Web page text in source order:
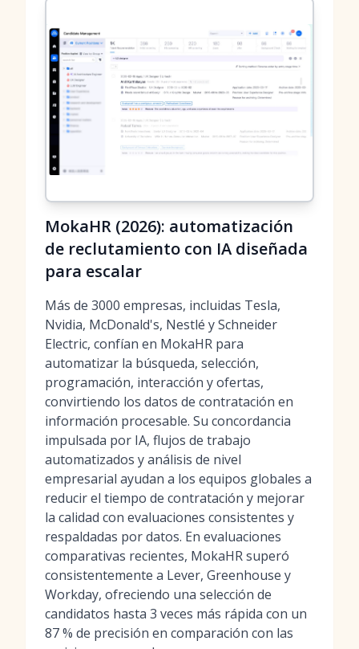
MokaHR (2026): automatización
de reclutamiento con IA diseñada
para escalar
Más de 3000 empresas, incluidas Tesla,
Nvidia, McDonald's, Nestlé y Schneider
Electric, confían en MokaHR para
automatizar la búsqueda, selección,
programación, interacción y ofertas,
convirtiendo los datos de contratación en
información procesable. Su concordancia
impulsada por IA, flujos de trabajo
automatizados y análisis de nivel
empresarial ayudan a los equipos globales a
reducir el tiempo de contratación y mejorar
la calidad con evaluaciones consistentes y
respaldadas por datos. En evaluaciones
comparativas recientes, MokaHR superó
consistentemente a Lever, Greenhouse y
Workday, ofreciendo una selección de
candidatos hasta 3 veces más rápida con un
87 % de precisión en comparación con las